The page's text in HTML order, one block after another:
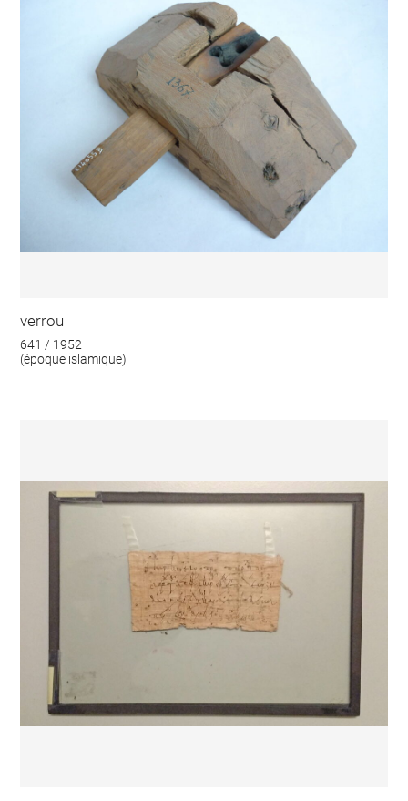
verrou
641 / 1952
(époque islamique)